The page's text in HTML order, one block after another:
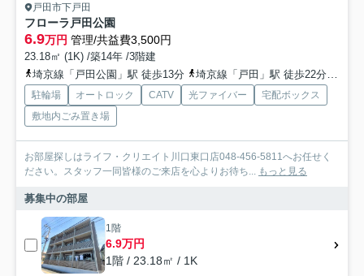
戸田市下戸田
フローラ戸田公園
6.9万円 管理/共益費3,500円
23.18㎡ (1K) /築14年 /3階建
埼京線「戸田公園」駅 徒歩13分
埼京線「戸田」駅 徒歩22分
駐輪場 オートロック CATV 光ファイバー
宅配ボックス
敷地内ごみ置き場
お部屋探しはライフ・クリエイト川口東口店048-456-5811へお任せく
ださい。スタッフ一同皆様のご来店を心よりお待ち... もっと見る
募集中の部屋
1階
6.9万円
1階 / 23.18㎡ / 1K